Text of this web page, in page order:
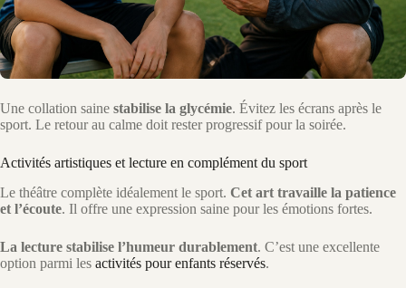
Une collation saine stabilise la glycémie. Évitez les écrans après le
sport. Le retour au calme doit rester progressif pour la soirée.
Activités artistiques et lecture en complément du sport
Le théâtre complète idéalement le sport. Cet art travaille la patience
et l’écoute. Il offre une expression saine pour les émotions fortes.
La lecture stabilise l’humeur durablement. C’est une excellente
option parmi les activités pour enfants réservés.